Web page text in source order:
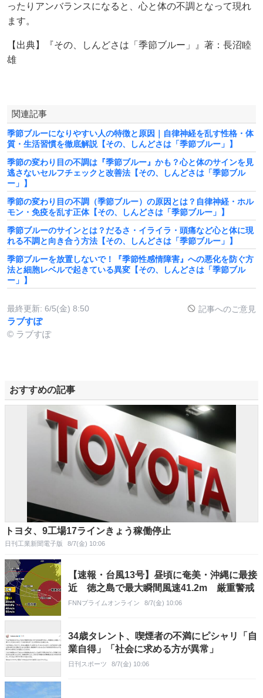
ったりアンバランスになると、心と体の不調となって現れ
ます。
【出典】『その、しんどさは「季節ブルー」』著：長沼睦
雄
関連記事
季節ブルーになりやすい人の特徴と原因｜自律神経を乱す性格・体
質・生活習慣を徹底解説【その、しんどさは「季節ブルー」】
季節の変わり目の不調は『季節ブルー』かも？心と体のサインを見
逃さないセルフチェックと改善法【その、しんどさは「季節ブル
ー」】
季節の変わり目の不調（季節ブルー）の原因とは？自律神経・ホル
モン・免疫を乱す正体【その、しんどさは「季節ブルー」】
季節ブルーのサインとは？だるさ・イライラ・頭痛など心と体に現
れる不調と向き合う方法【その、しんどさは「季節ブルー」】
季節ブルーを放置しないで！『季節性感情障害』への悪化を防ぐ方
法と細胞レベルで起きている異変【その、しんどさは「季節ブル
ー」】
最終更新: 6/5(金) 8:50 記事へのご意見
ラブすぽ
© ラブすぽ
おすすめの記事
トヨタ、9工場17ラインきょう稼働停止
日刊工業新聞電子版 8/7(金) 10:06
【速報・台風13号】昼頃に奄美・沖縄に最接
近 徳之島で最大瞬間風速41.2m 厳重警戒
FNNプライムオンライン 8/7(金) 10:06
34歳タレント、喫煙者の不満にピシャリ「自
業自得」「社会に求める方が異常」
日刊スポーツ 8/7(金) 10:06